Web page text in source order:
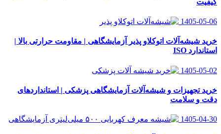
1405-05-06
خرید شیشه‌آلات اتوکلاو پذیر آزمایشگاهی | مقاومت حرارتی بالا |
استاندارد ISO
1405-05-02
خرید تجهیزات و شیشه‌آلات آزمایشگاهی پزشکی | استانداردهای
دقت و سلامت
1405-04-30